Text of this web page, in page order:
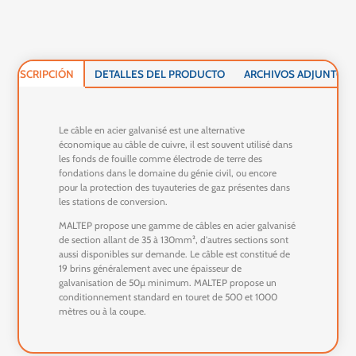
DESCRIPCIÓN DETALLES DEL PRODUCTO ARCHIVOS ADJUNTOS
Le câble en acier galvanisé est une alternative
économique au câble de cuivre, il est souvent utilisé dans
les fonds de fouille comme électrode de terre des
fondations dans le domaine du génie civil, ou encore
pour la protection des tuyauteries de gaz présentes dans
les stations de conversion.
MALTEP propose une gamme de câbles en acier galvanisé
de section allant de 35 à 130mm², d'autres sections sont
aussi disponibles sur demande. Le câble est constitué de
19 brins généralement avec une épaisseur de
galvanisation de 50µ minimum. MALTEP propose un
conditionnement standard en touret de 500 et 1000
mètres ou à la coupe.